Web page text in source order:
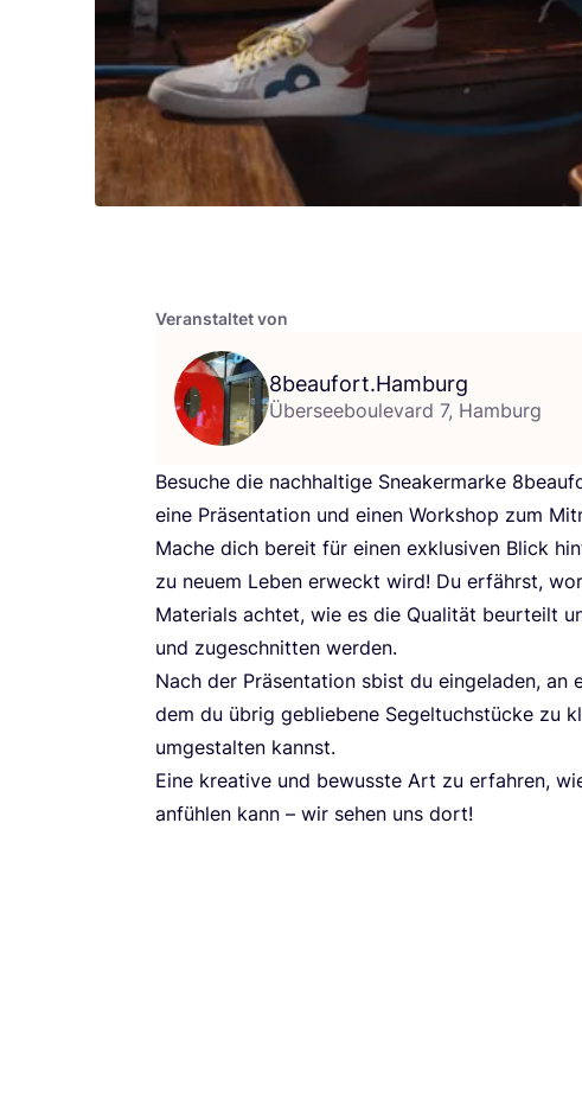
Veranstaltet von
8beaufort.Hamburg
Überseeboulevard 7, Hamburg
Besu­che die nach­hal­ti­ge Snea­k­er­mar­ke 8
eine Prä­sen­ta­ti­on und einen Work­shop zum
Mache dich bereit für einen exklu­si­ven Blick
zu neu­em Leben erweckt wird! Du erfährst,
Mate­ri­als ach­tet, wie es die Qua­li­tät beur­teilt
und zuge­schnit­ten werden.
Nach der Prä­sen­ta­ti­on sbist du ein­ge­la­den, an
dem du übrig geblie­be­ne Segel­tuch­stü­cke zu
umge­stal­ten kannst.
Eine krea­ti­ve und bewuss­te Art zu erfah­ren,
anfüh­len kann – wir sehen uns dort!